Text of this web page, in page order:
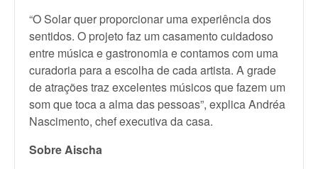
“O Solar quer proporcionar uma experiência dos
sentidos. O projeto faz um casamento cuidadoso
entre música e gastronomia e contamos com uma
curadoria para a escolha de cada artista. A grade
de atrações traz excelentes músicos que fazem um
som que toca a alma das pessoas”, explica Andréa
Nascimento, chef executiva da casa.
Sobre Aischa